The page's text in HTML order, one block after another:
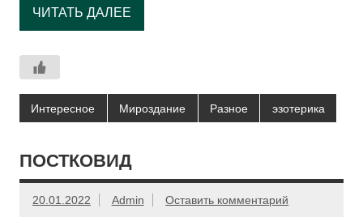
ЧИТАТЬ ДАЛЕЕ
Интересное Мироздание Разное эзотерика
ПОСТКОВИД
20.01.2022 Admin Оставить комментарий